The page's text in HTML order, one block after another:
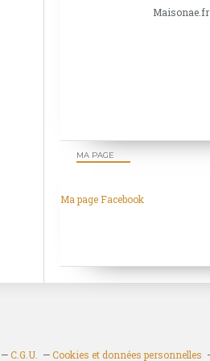
Maisonae.fr
MA PAGE
Ma page Facebook
C.G.U. Cookies et données personnelles